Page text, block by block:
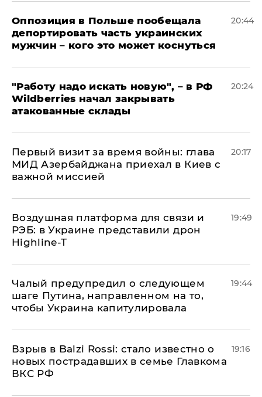
Оппозиция в Польше пообещала
депортировать часть украинских
мужчин – кого это может коснуться
20:44
"Работу надо искать новую", – в РФ
Wildberries начал закрывать
атакованные склады
20:24
Первый визит за время войны: глава
МИД Азербайджана приехал в Киев с
важной миссией
20:17
Воздушная платформа для связи и
РЭБ: в Украине представили дрон
Highline-T
19:49
Чалый предупредил о следующем
шаге Путина, направленном на то,
чтобы Украина капитулировала
19:44
Взрыв в Balzi Rossi: стало известно о
новых пострадавших в семье Главкома
ВКС РФ
19:16